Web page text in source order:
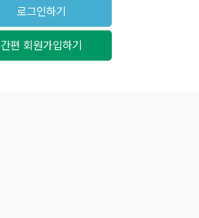
로그인하기
간편 회원가입하기